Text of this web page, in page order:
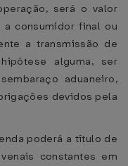
será o valor
consumidor final ou
a transmissão de
alguma, ser
aduaneiro,
devidos pela
poderá a título de
constantes em